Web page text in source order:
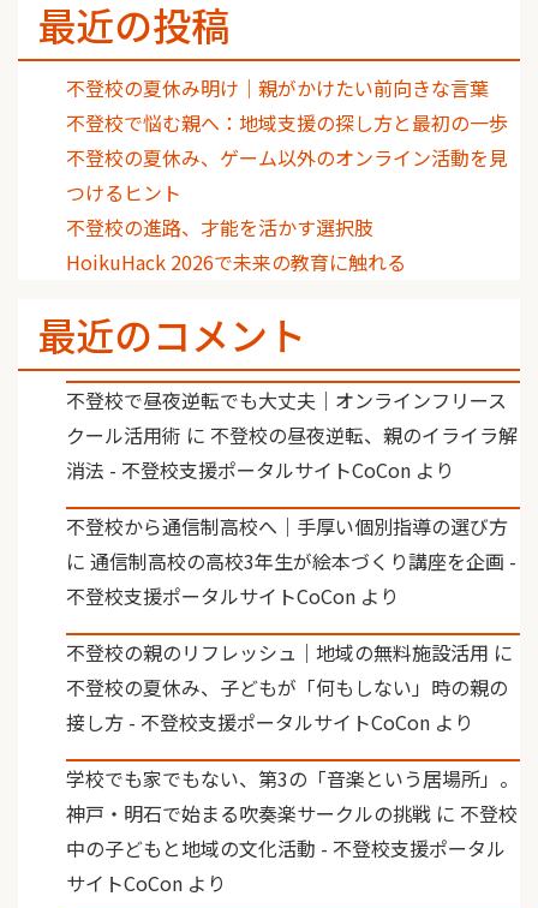
最近の投稿
不登校の夏休み明け｜親がかけたい前向きな言葉
不登校で悩む親へ：地域支援の探し方と最初の一歩
不登校の夏休み、ゲーム以外のオンライン活動を見
つけるヒント
不登校の進路、才能を活かす選択肢
HoikuHack 2026で未来の教育に触れる
最近のコメント
不登校で昼夜逆転でも大丈夫｜オンラインフリース
クール活用術 に 不登校の昼夜逆転、親のイライラ解
消法 - 不登校支援ポータルサイトCoCon より
不登校から通信制高校へ｜手厚い個別指導の選び方
に 通信制高校の高校3年生が絵本づくり講座を企画 -
不登校支援ポータルサイトCoCon より
不登校の親のリフレッシュ｜地域の無料施設活用 に
不登校の夏休み、子どもが「何もしない」時の親の
接し方 - 不登校支援ポータルサイトCoCon より
学校でも家でもない、第3の「音楽という居場所」。
神戸・明石で始まる吹奏楽サークルの挑戦 に 不登校
中の子どもと地域の文化活動 - 不登校支援ポータル
サイトCoCon より